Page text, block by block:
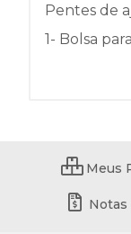
Pentes de
1- Bolsa
Meus
Notas